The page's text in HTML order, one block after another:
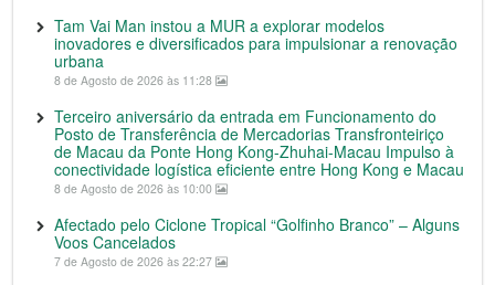
Tam Vai Man instou a MUR a explorar modelos
inovadores e diversificados para impulsionar a renovação
urbana
8 de Agosto de 2026 às 11:28
Terceiro aniversário da entrada em Funcionamento do
Posto de Transferência de Mercadorias Transfronteiriço
de Macau da Ponte Hong Kong-Zhuhai-Macau Impulso à
conectividade logística eficiente entre Hong Kong e Macau
8 de Agosto de 2026 às 10:00
Afectado pelo Ciclone Tropical “Golfinho Branco” – Alguns
Voos Cancelados
7 de Agosto de 2026 às 22:27